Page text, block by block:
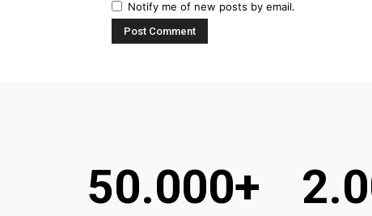
Notify me of new posts by email.
50.000+